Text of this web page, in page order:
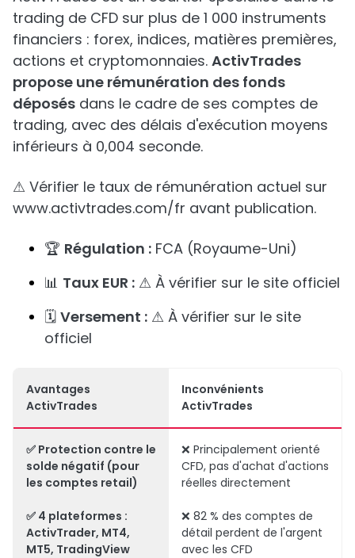
trading de CFD sur plus de 1 000 instruments
financiers : forex, indices, matières premières,
actions et cryptomonnaies. ActivTrades
propose une rémunération des fonds
déposés dans le cadre de ses comptes de
trading, avec des délais d'exécution moyens
inférieurs à 0,004 seconde.
⚠ Vérifier le taux de rémunération actuel sur
www.activtrades.com/fr avant publication.
🏆 Régulation : FCA (Royaume-Uni)
📊 Taux EUR : ⚠ À vérifier sur le site officiel
🗓️ Versement : ⚠ À vérifier sur le site
officiel
Avantages
ActivTrades
Inconvénients
ActivTrades
✅ Protection contre le
solde négatif (pour
les comptes retail)
✅ 4 plateformes :
ActivTrader, MT4,
MT5, TradingView
❌ Principalement orienté
CFD, pas d'achat d'actions
réelles directement
❌ 82 % des comptes de
détail perdent de l'argent
avec les CFD